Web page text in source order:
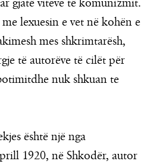
gjatë viteve të komunizmit.
lexuesin e vet në kohën e
mes shkrimtarësh,
të autorëve të cilët për
nuk shkuan te
është një nga
1920, në Shkodër, autor